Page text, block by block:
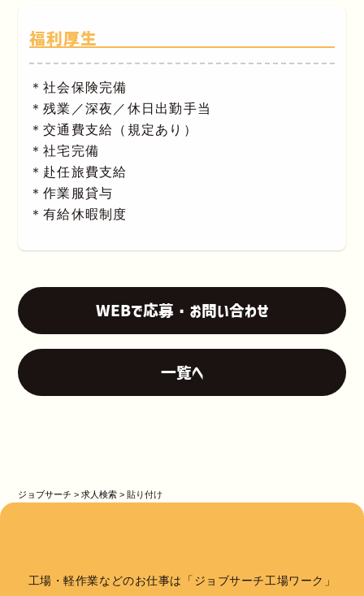
福利厚生
＊社会保険完備
＊残業／深夜／休日出勤手当
＊交通費支給（規定あり）
＊社宅完備
＊赴任旅費支給
＊作業服貸与
＊有給休暇制度
WEBで応募・お問い合わせ
一覧へ
ジョブサーチ >求人検索 > 貼り付け
工場・軽作業などのお仕事は「ジョブサーチ工場ワーク」